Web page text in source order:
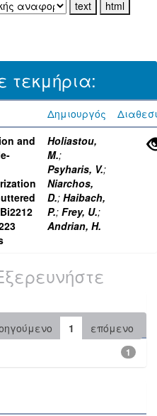
τεκμήρια:
Δημιουργός
and
Holiastou,
M.;
Psyharis, V.;
Niarchos,
D.; Haibach,
P.; Frey, U.;
Andrian, H.
1 επόμενο
1